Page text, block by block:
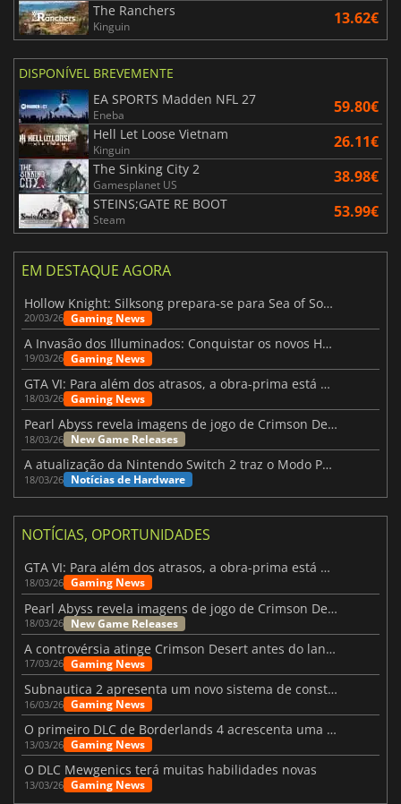
The Ranchers
Kinguin 13.62€
DISPONÍVEL BREVEMENTE
EA SPORTS Madden NFL 27
Eneba 59.80€
Hell Let Loose Vietnam
Kinguin 26.11€
The Sinking City 2
Gamesplanet US 38.98€
STEINS;GATE RE BOOT
Steam 53.99€
EM DESTAQUE AGORA
Hollow Knight: Silksong prepara-se para Sea of Sorrow com um patch
20/03/26 Gaming News
A Invasão dos Illuminados: Conquistar os novos Helldivers 2 Atualização!
19/03/26 Gaming News
GTA VI: Para além dos atrasos, a obra-prima está quase a chegar
18/03/26 Gaming News
Pearl Abyss revela imagens de jogo de Crimson Desert para a PS5
18/03/26 New Game Releases
A atualização da Nintendo Switch 2 traz o Modo Portátil aos jogos mais antigos da Switch
18/03/26 Notícias de Hardware
NOTÍCIAS, OPORTUNIDADES
GTA VI: Para além dos atrasos, a obra-prima está quase a chegar
18/03/26 Gaming News
Pearl Abyss revela imagens de jogo de Crimson Desert para a PS5
18/03/26 New Game Releases
A controvérsia atinge Crimson Desert antes do lançamento
17/03/26 Gaming News
Subnautica 2 apresenta um novo sistema de construção de bases
16/03/26 Gaming News
O primeiro DLC de Borderlands 4 acrescenta uma nova personagem e muito mais
13/03/26 Gaming News
O DLC Mewgenics terá muitas habilidades novas
13/03/26 Gaming News